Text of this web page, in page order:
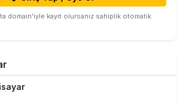
domain'iyle kayıt olursanız sahiplik otomatik